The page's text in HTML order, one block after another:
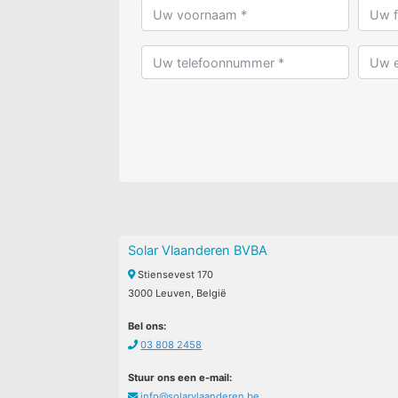
Solar Vlaanderen BVBA
Stiensevest 170
3000 Leuven, België
Bel ons:
03 808 2458
Stuur ons een e-mail: